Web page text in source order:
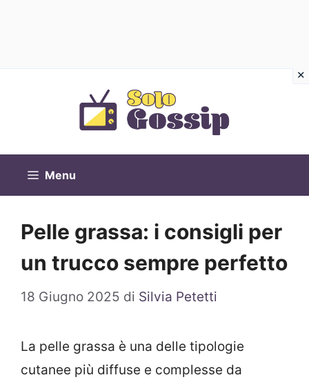
Menu
Pelle grassa: i consigli per
un trucco sempre perfetto
18 Giugno 2025 di Silvia Petetti
La pelle grassa è una delle tipologie
cutanee più diffuse e complesse da